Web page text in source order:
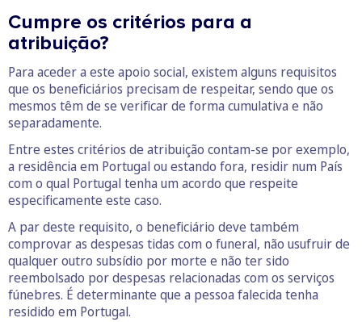
Cumpre os critérios para a
atribuição?
Para aceder a este apoio social, existem alguns requisitos
que os beneficiários precisam de respeitar, sendo que os
mesmos têm de se verificar de forma cumulativa e não
separadamente.
Entre estes critérios de atribuição contam-se por exemplo,
a residência em Portugal ou estando fora, residir num País
com o qual Portugal tenha um acordo que respeite
especificamente este caso.
A par deste requisito, o beneficiário deve também
comprovar as despesas tidas com o funeral, não usufruir de
qualquer outro subsídio por morte e não ter sido
reembolsado por despesas relacionadas com os serviços
fúnebres. É determinante que a pessoa falecida tenha
residido em Portugal.